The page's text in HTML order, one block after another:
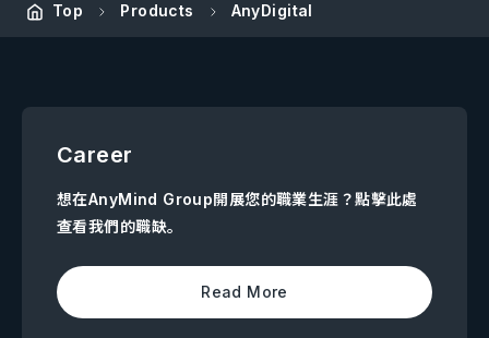
Top Products AnyDigital
Career
想在AnyMind Group開展您的職業生涯？點擊此處
查看我們的職缺。
Read More